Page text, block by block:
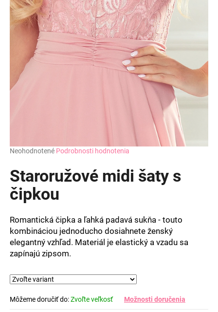
Priemerné
produktu
je
0,0
z
hviezdičiek.
Neohodnotené Podrobnosti hodnotenia
Staroružové midi šaty s
čipkou
Romantická čipka a ľahká padavá sukňa - touto
kombináciou jednoducho dosiahnete ženský
elegantný vzhľad. Materiál je elastický a vzadu sa
zapínajú zipsom.
Môžeme doručiť do:Zvoľte veľkosť Možnosti doručenia